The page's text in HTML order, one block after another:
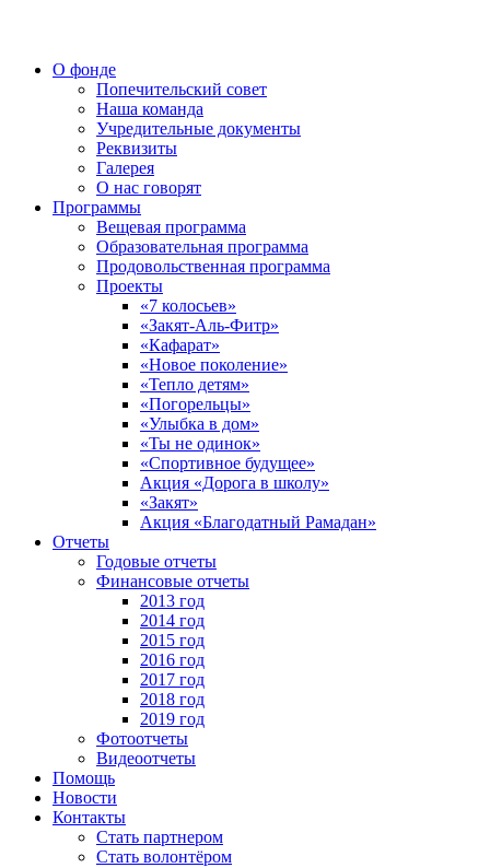
О фонде
Попечительский совет
Наша команда
Учредительные документы
Реквизиты
Галерея
О нас говорят
Программы
Вещевая программа
Образовательная программа
Продовольственная программа
Проекты
«7 колосьев»
«Закят-Аль-Фитр»
«Кафарат»
«Новое поколение»
«Тепло детям»
«Погорельцы»
«Улыбка в дом»
«Ты не одинок»
«Спортивное будущее»
Акция «Дорога в школу»
«Закят»
Акция «Благодатный Рамадан»
Отчеты
Годовые отчеты
Финансовые отчеты
2013 год
2014 год
2015 год
2016 год
2017 год
2018 год
2019 год
Фотоотчеты
Видеоотчеты
Помощь
Новости
Контакты
Стать партнером
Стать волонтёром